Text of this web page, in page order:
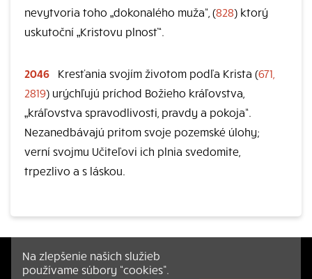
nevytvoria toho „dokonalého muža“, (828) ktorý
uskutoční „Kristovu plnosť“.
2046 Kresťania svojím životom podľa Krista (671,
2819) urýchľujú príchod Božieho kráľovstva,
„kráľovstva spravodlivosti, pravdy a pokoja“.
Nezanedbávajú pritom svoje pozemské úlohy;
verní svojmu Učiteľovi ich plnia svedomite,
trpezlivo a s láskou.
Na zlepšenie našich služieb
používame súbory “cookies”.